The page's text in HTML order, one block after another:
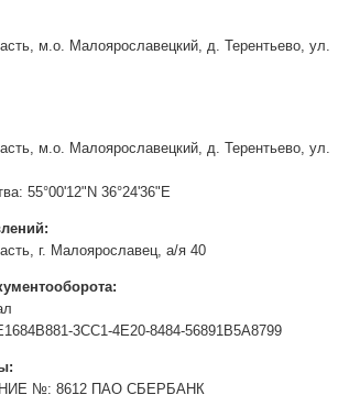
м.о. Малоярославецкий, д. Терентьево, ул.
м.о. Малоярославецкий, д. Терентьево, ул.
55°00'12"N 36°24'36"E
г. Малоярославец, а/я 40
3CC1-4E20-8484-56891B5A8799
№: 8612 ПАО СБЕРБАНК